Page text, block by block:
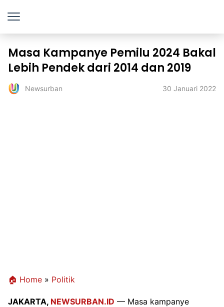
Masa Kampanye Pemilu 2024 Bakal
Lebih Pendek dari 2014 dan 2019
Newsurban 30 Januari 2022
🏠 Home » Politik
JAKARTA, NEWSURBAN.ID — Masa kampanye